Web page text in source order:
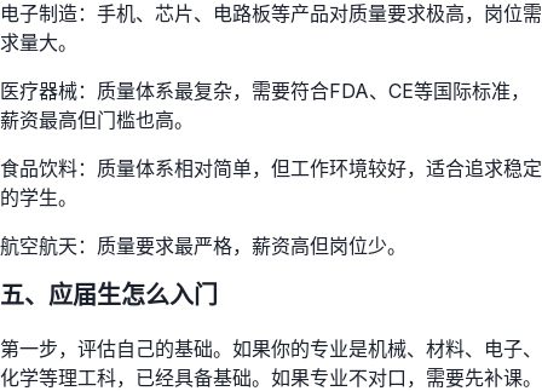
电子制造：手机、芯片、电路板等产品对质量要求极高，岗位需
求量大。
医疗器械：质量体系最复杂，需要符合FDA、CE等国际标准，
薪资最高但门槛也高。
食品饮料：质量体系相对简单，但工作环境较好，适合追求稳定
的学生。
航空航天：质量要求最严格，薪资高但岗位少。
五、应届生怎么入门
第一步，评估自己的基础。如果你的专业是机械、材料、电子、
化学等理工科，已经具备基础。如果专业不对口，需要先补课。